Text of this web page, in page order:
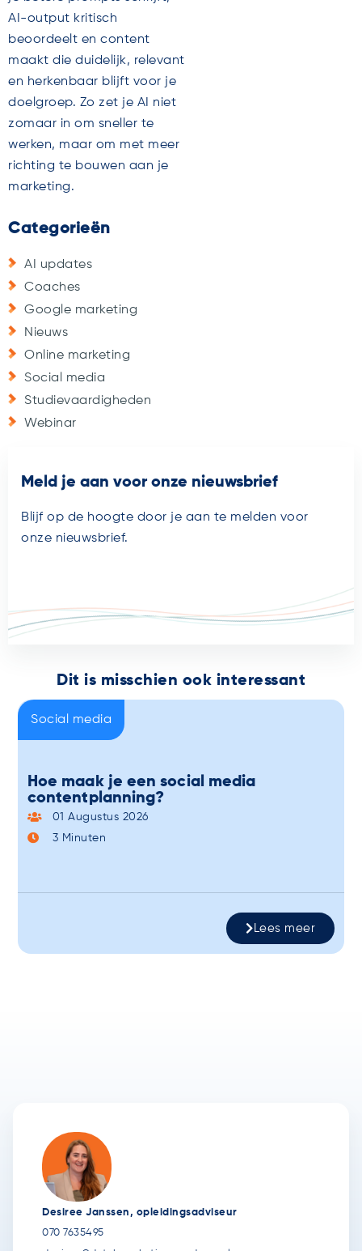
AI-output kritisch
beoordeelt en content
maakt die duidelijk, relevant
en herkenbaar blijft voor je
doelgroep. Zo zet je AI niet
zomaar in om sneller te
werken, maar om met meer
richting te bouwen aan je
marketing.
Categorieën
AI updates
Coaches
Google marketing
Nieuws
Online marketing
Social media
Studievaardigheden
Webinar
Meld je aan voor onze nieuwsbrief
Blijf op de hoogte door je aan te melden voor
onze nieuwsbrief.
Dit is misschien ook interessant
Social media
Hoe maak je een social media
contentplanning?
01 Augustus 2026
3 Minuten
Lees meer
Desiree Janssen, opleidingsadviseur
070 7635495